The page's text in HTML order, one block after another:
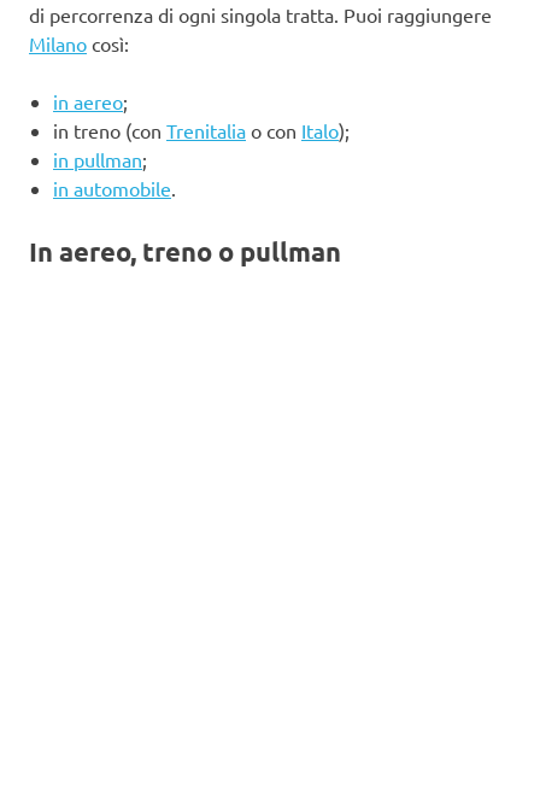
di percorrenza di ogni singola tratta. Puoi raggiungere
Milano così:
in aereo;
in treno (con Trenitalia o con Italo);
in pullman;
in automobile
In aereo, treno o pullman